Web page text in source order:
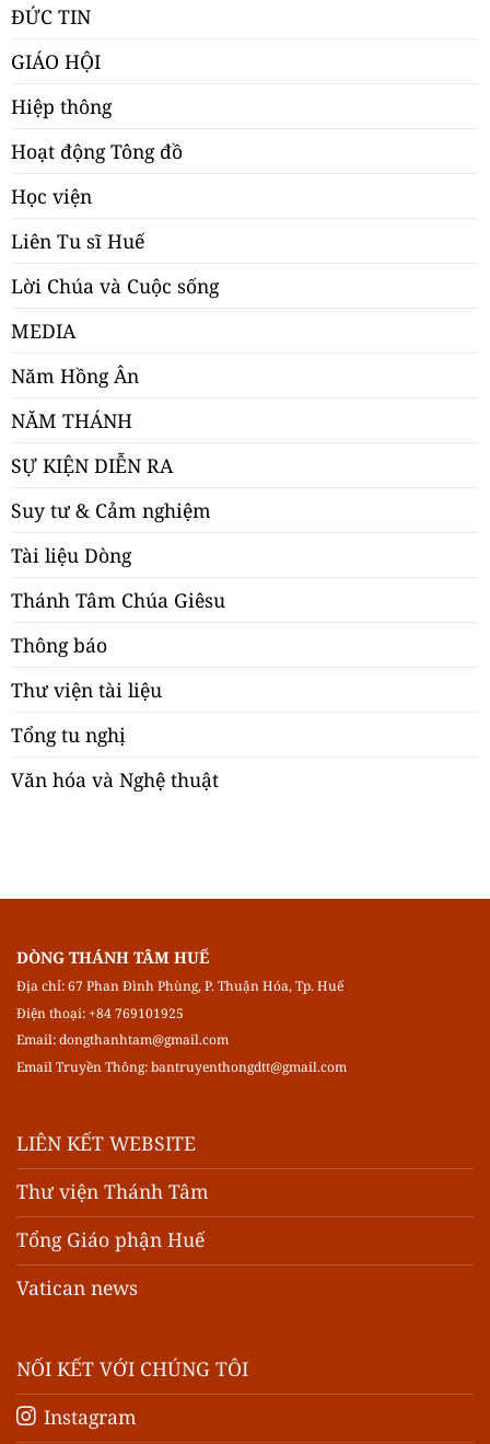
ĐỨC TIN
GIÁO HỘI
Hiệp thông
Hoạt động Tông đồ
Học viện
Liên Tu sĩ Huế
Lời Chúa và Cuộc sống
MEDIA
Năm Hồng Ân
NĂM THÁNH
SỰ KIỆN DIỄN RA
Suy tư & Cảm nghiệm
Tài liệu Dòng
Thánh Tâm Chúa Giêsu
Thông báo
Thư viện tài liệu
Tổng tu nghị
Văn hóa và Nghệ thuật
DÒNG THÁNH TÂM HUẾ
Địa chỉ: 67 Phan Đình Phùng, P. Thuận Hóa, Tp. Huế
Điện thoại: +84 769101925
Email:dongthanhtam@gmail.com
Email Truyền Thông:bantruyenthongdtt@gmail.com
LIÊN KẾT WEBSITE
Thư viện Thánh Tâm
Tổng Giáo phận Huế
Vatican news
NỐI KẾT VỚI CHÚNG TÔI
Instagram